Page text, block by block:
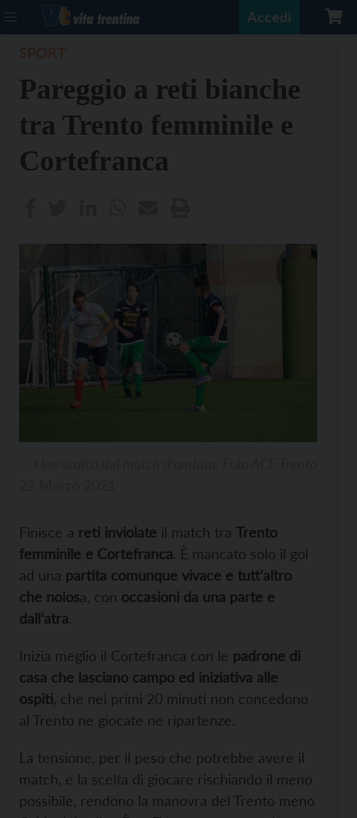
Accedi
Pareggio a reti bianche
tra Trento femminile e
Cortefranca
Finisce a reti inviolate il match tra Trento
femminile e Cortefranca. È mancato solo il gol
ad una partita comunque vivace e tutt’altro
che noiosa, con occasioni da una parte e
dall’atra.
Inizia meglio il Cortefranca con le padrone di
casa che lasciano campo ed iniziativa alle
ospiti , che nei primi 20 minuti non concedono
al Trento ne giocate ne ripartenze.
La tensione, per il peso che potrebbe avere il
match, e la scelta di giocare rischiando il meno
possibile, rendono la manovra del Trento meno